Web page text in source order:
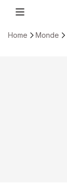
Home Monde